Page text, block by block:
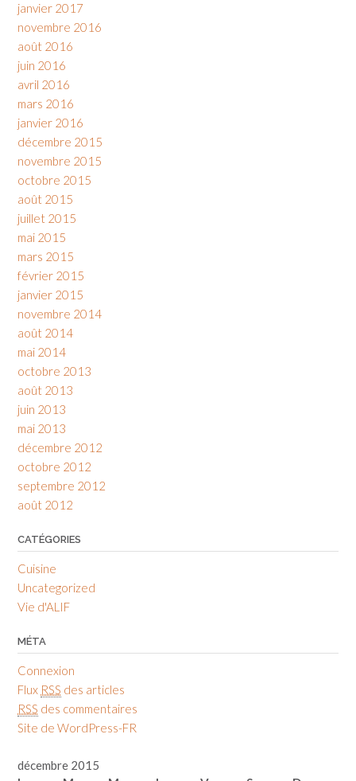
janvier 2017
novembre 2016
août 2016
juin 2016
avril 2016
mars 2016
janvier 2016
décembre 2015
novembre 2015
octobre 2015
août 2015
juillet 2015
mai 2015
mars 2015
février 2015
janvier 2015
novembre 2014
août 2014
mai 2014
octobre 2013
août 2013
juin 2013
mai 2013
décembre 2012
octobre 2012
septembre 2012
août 2012
CATÉGORIES
Cuisine
Uncategorized
Vie d'ALIF
MÉTA
Connexion
Flux RSS des articles
RSS des commentaires
Site de WordPress-FR
décembre 2015